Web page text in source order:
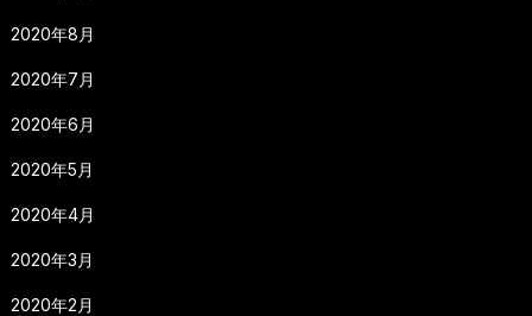
2020年8月
2020年7月
2020年6月
2020年5月
2020年4月
2020年3月
2020年2月